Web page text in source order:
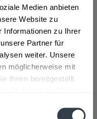
Medien anbieten
Website zu
Informationen zu Ihrer
Partner für
weiter. Unsere
möglicherweise mit
ihnen bereitgestellt